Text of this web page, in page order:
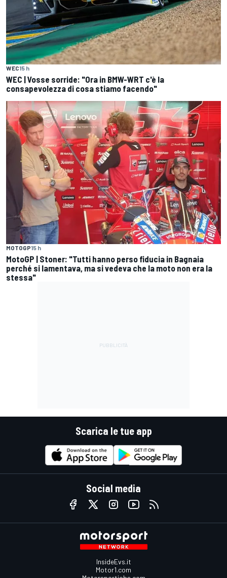
WEC15 h
WEC | Vosse sorride: "Ora in BMW-WRT c'è la
consapevolezza di cosa stiamo facendo"
MOTOGP15 h
MotoGP | Stoner: "Tutti hanno perso fiducia in Bagnaia
perché si lamentava, ma si vedeva che la moto non era la
stessa"
Scarica le tue app
Social media
InsideEvs.it
Motor1.com